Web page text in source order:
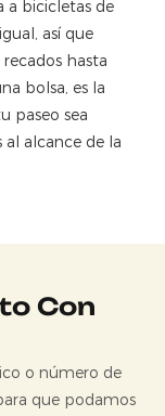
a bicicletas de
así que
hasta
bolsa, es la
paseo sea
al alcance de la
Con
o número de
que podamos